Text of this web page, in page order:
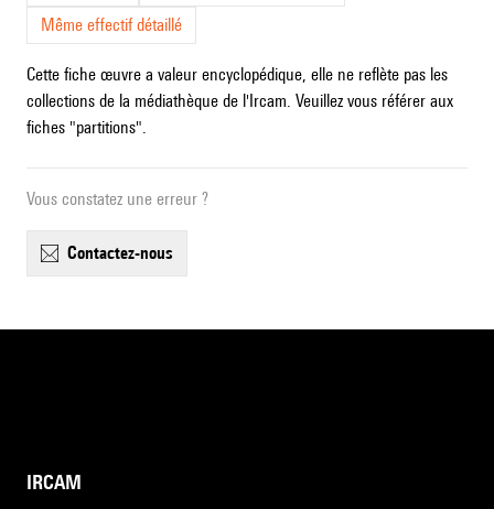
Même effectif détaillé
Cette fiche œuvre a valeur encyclopédique, elle ne reflète pas les
collections de la médiathèque de l'Ircam. Veuillez vous référer aux
fiches "partitions".
Vous constatez une erreur ?
contactez-nous
IRCAM